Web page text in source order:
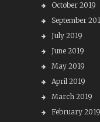
October 2019
September
July 2019
June 2019
May 2019
April 2019
March 2019
February 2019